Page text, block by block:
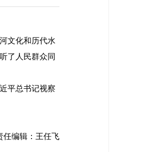
文化和历代水
了人民群众同
平总书记视察
任编辑：王任飞